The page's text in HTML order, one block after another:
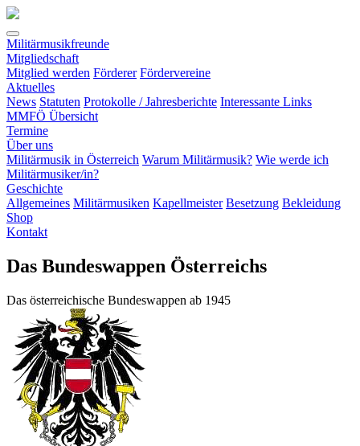
Militärmusikfreunde
Mitgliedschaft
Mitglied werden Förderer Fördervereine
Aktuelles
News Statuten Protokolle / Jahresberichte Interessante Links
MMFÖ Übersicht
Termine
Über uns
Militärmusik in Österreich Warum Militärmusik? Wie werde ich
Militärmusiker/in?
Geschichte(current)
Allgemeines Militärmusiken Kapellmeister Besetzung Bekleidung
Shop
Kontakt
Das Bundeswappen Österreichs
Das österreichische Bundeswappen ab 1945